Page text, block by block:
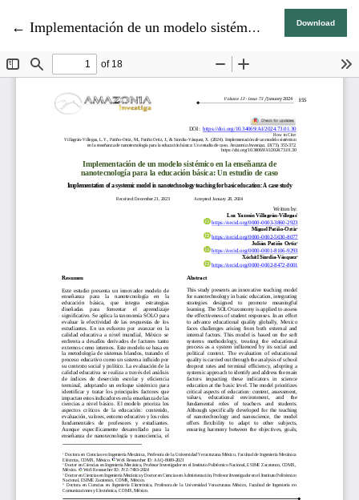
← Return to Article Details
Implementación de un modelo sistémico en la enseñanza de nanotecnología para la educación básica: Un estudio de caso Download